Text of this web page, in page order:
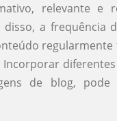
relevante e
a frequência
de blog,